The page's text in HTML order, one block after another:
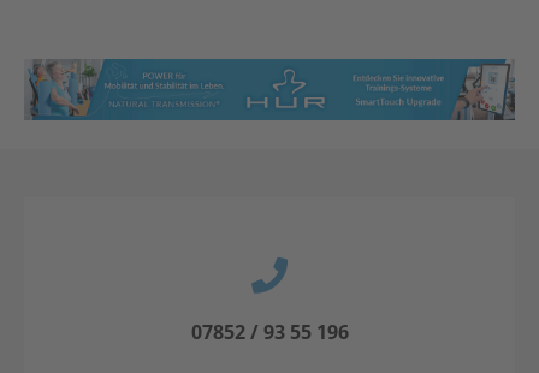
07852 / 93 55 196